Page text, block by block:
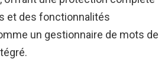
et des fonctionnalités
un gestionnaire de mots de